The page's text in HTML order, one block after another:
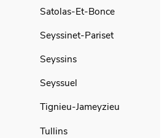
Satolas-Et-Bonce
Seyssinet-Pariset
Seyssins
Seyssuel
Tignieu-Jameyzieu
Tullins